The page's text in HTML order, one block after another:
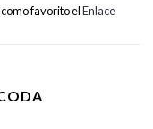
favorito elEnlace